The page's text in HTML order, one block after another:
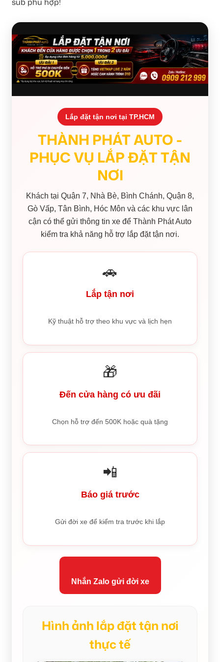
Lắp đặt tận nơi tại TP.HCM
THÀNH PHÁT AUTO -
PHỤC VỤ LẮP ĐẶT TẬN
NƠI
Khách tại Quận 7, Nhà Bè, Bình Chánh, Quận 8,
Gò Vấp, Tân Bình, Hóc Môn và các khu vực lân
cận có thể gửi thông tin xe để Thành Phát Auto
kiểm tra khả năng hỗ trợ lắp đặt tận nơi.
🚗
Lắp tận nơi
Kỹ thuật hỗ trợ theo khu vực và lịch hẹn
🎁
Đến cửa hàng có ưu đãi
Chọn hỗ trợ đến 500K hoặc quà tặng
📲
Báo giá trước
Gửi đời xe để kiểm tra trước khi lắp
Nhắn Zalo gửi đời xe
Hình ảnh lắp đặt tận nơi
thực tế